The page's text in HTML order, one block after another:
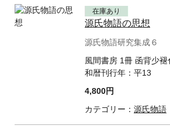
在庫あり
源氏物語の思想
源氏物語研究集成６
風間書房 1冊 函背少褪
和暦刊行年： 平13
4,800円
カテゴリー： 源氏物語